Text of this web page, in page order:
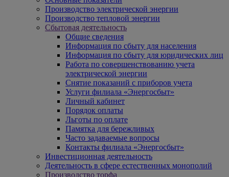
Производство электрической энергии
Производство тепловой энергии
Сбытовая деятельность
Общие сведения
Информация по сбыту для населения
Информация по сбыту для юридических лиц
Работа по совершенствованию учета
электрической энергии
Снятие показаний с приборов учета
Услуги филиала «Энергосбыт»
Личный кабинет
Порядок оплаты
Льготы по оплате
Памятка для бережливых
Часто задаваемые вопросы
Контакты филиала «Энергосбыт»
Инвестиционная деятельность
Деятельность в сфере естественных монополий
Производство торфа